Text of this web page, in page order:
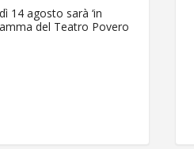
14 agosto sarà ‘in
del Teatro Povero